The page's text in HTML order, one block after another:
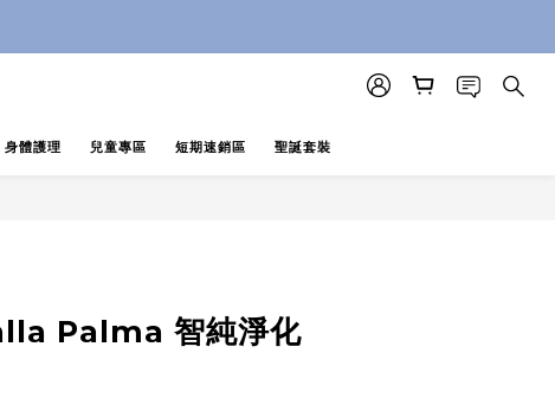
公價及團購產品 不參與任何優惠)
身體護理 兒童專區 短期速銷區 聖誕套裝
Palma 智純淨化